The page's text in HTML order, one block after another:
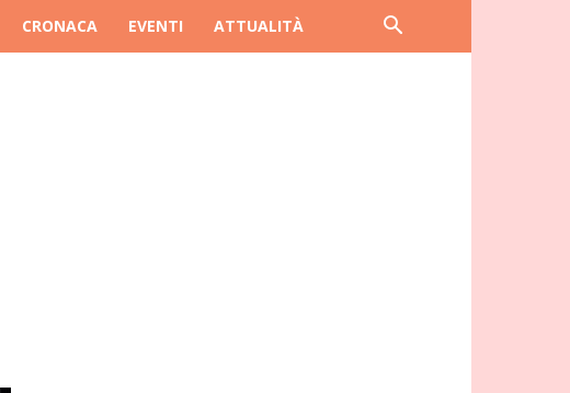
CRONACA EVENTI ATTUALITÀ